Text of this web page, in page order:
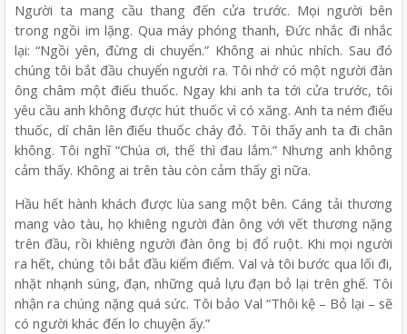
Người ta mang cầu thang đến cửa trước. Mọi người bên
trong ngồi im lặng. Qua máy phóng thanh, Đức nhắc đi nhắc
lại: “Ngồi yên, đừng di chuyển.” Không ai nhúc nhích. Sau đó
chúng tôi bắt đầu chuyển người ra. Tôi nhớ có một người đàn
ông châm một điếu thuốc. Ngay khi anh ta tới cửa trước, tôi
yêu cầu anh không được hút thuốc vì có xăng. Anh ta ném điếu
thuốc, dí chân lên điếu thuốc cháy đỏ. Tôi thấy anh ta đi chân
không. Tôi nghĩ “Chúa ơi, thế thì đau lắm.” Nhưng anh không
cảm thấy. Không ai trên tàu còn cảm thấy gì nữa.
Hầu hết hành khách được lùa sang một bên. Cáng tải thương
mang vào tàu, họ khiêng người đàn ông với vết thương nặng
trên đầu, rồi khiêng người đàn ông bị đổ ruột. Khi mọi người
ra hết, chúng tôi bắt đầu kiểm điểm. Val và tôi bước qua lối đi,
nhặt nhạnh súng, đạn, những quả lựu đạn bỏ lại trên ghế. Tôi
nhận ra chúng nặng quá sức. Tôi bảo Val “Thôi kệ – Bỏ lại – sẽ
có người khác đến lo chuyện ấy.”